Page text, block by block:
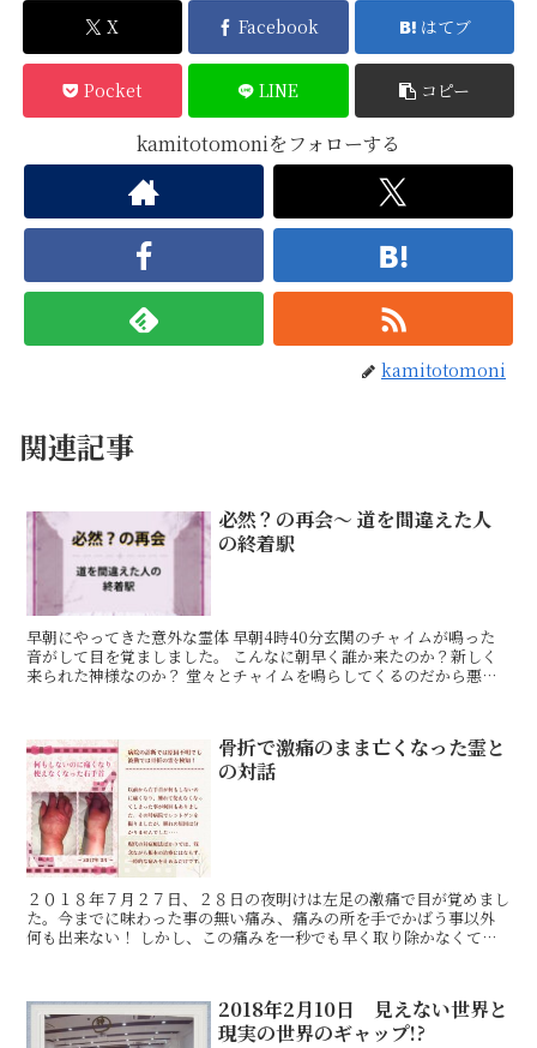
X Facebook はてブ
Pocket LINE コピー
kamitotomoniをフォローする
kamitotomoni
関連記事
必然？の再会〜 道を間違えた人
の終着駅
早朝にやってきた意外な霊体 早朝4時40分玄関のチャイムが鳴った
音がして目を覚ましました。 こんなに朝早く誰か来たのか？新しく
来られた神様なのか？ 堂々とチャイムを鳴らしてくるのだから悪い
骨折で激痛のまま亡くなった霊と
の対話
２０１８年７月２７日、２８日の夜明けは左足の激痛で目が覚めまし
た。今までに味わった事の無い痛み、痛みの所を手でかばう事以外
何も出来ない！ しかし、この痛みを一秒でも早く取り除かなくて
2018年2月10日 見えない世界と
現実の世界のギャップ!?